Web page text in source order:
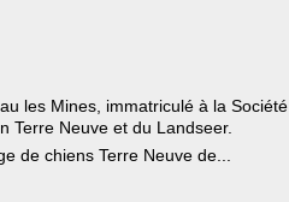
les Mines, immatriculé à la Société
Terre Neuve et du Landseer.
de chiens Terre Neuve de...